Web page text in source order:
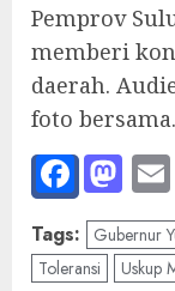
Pemprov
memberi
daerah.
foto bersama.
Tags: Gubernur
Toleransi
Uskup